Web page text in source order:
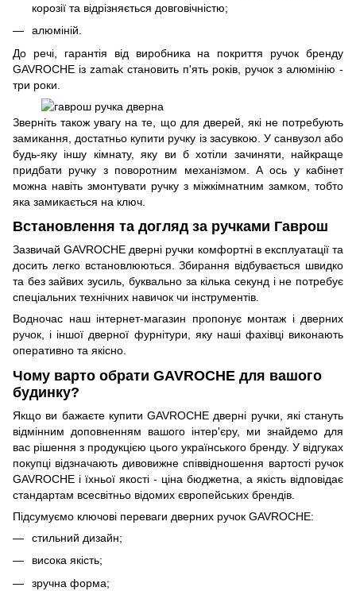
корозії та відрізняється довговічністю;
алюміній.
До речі, гарантія від виробника на покриття ручок бренду
GAVROCHE із zamak становить п'ять років, ручок з алюмінію -
три роки.
Зверніть також увагу на те, що для дверей, які не потребують
замикання, достатньо купити ручку із засувкою. У санвузол або
будь-яку іншу кімнату, яку ви б хотіли зачиняти, найкраще
придбати ручку з поворотним механізмом. А ось у кабінет
можна навіть змонтувати ручку з міжкімнатним замком, тобто
яка замикається на ключ.
Встановлення та догляд за ручками Гаврош
Зазвичай GAVROCHE дверні ручки комфортні в експлуатації та
досить легко встановлюються. Збирання відбувається швидко
та без зайвих зусиль, буквально за кілька секунд і не потребує
спеціальних технічних навичок чи інструментів.
Водночас наш інтернет-магазин пропонує монтаж і дверних
ручок, і іншої дверної фурнітури, яку наші фахівці виконають
оперативно та якісно.
Чому варто обрати GAVROCHE для вашого
будинку?
Якщо ви бажаєте купити GAVROCHE дверні ручки, які стануть
відмінним доповненням вашого інтер'єру, ми знайдемо для
вас рішення з продукцією цього українського бренду. У відгуках
покупці відзначають дивовижне співвідношення вартості ручок
GAVROCHE і їхньої якості - ціна бюджетна, а якість відповідає
стандартам всесвітньо відомих європейських брендів.
Підсумуємо ключові переваги дверних ручок GAVROCHE:
стильний дизайн;
висока якість;
зручна форма;